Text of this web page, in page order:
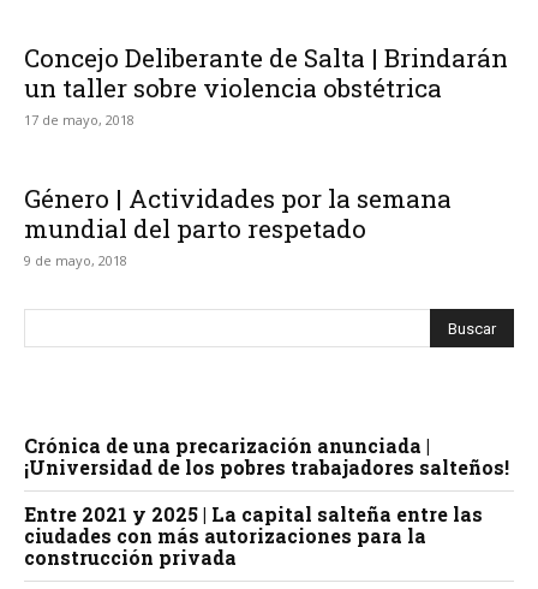
Concejo Deliberante de Salta | Brindarán
un taller sobre violencia obstétrica
17 de mayo, 2018
Género | Actividades por la semana
mundial del parto respetado
9 de mayo, 2018
Crónica de una precarización anunciada |
¡Universidad de los pobres trabajadores salteños!
Entre 2021 y 2025 | La capital salteña entre las
ciudades con más autorizaciones para la
construcción privada